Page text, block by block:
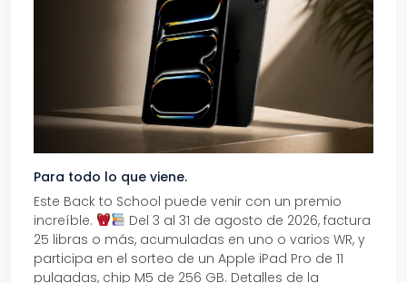
Para todo lo que viene.
Este Back to School puede venir con un premio
increíble.
Del 3 al 31 de agosto de 2026, factura
25 libras o más, acumuladas en uno o varios WR, y
participa en el sorteo de un Apple iPad Pro de 11
pulgadas, chip M5 de 256 GB. Detalles de la